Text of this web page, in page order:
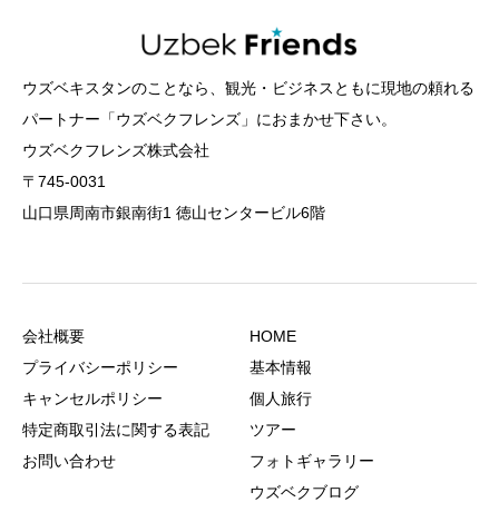
ウズベキスタンのことなら、観光・ビジネスともに現地の頼れる
パートナー「ウズベクフレンズ」におまかせ下さい。
ウズベクフレンズ株式会社
〒745-0031
山口県周南市銀南街1 徳山センタービル6階
会社概要
プライバシーポリシー
キャンセルポリシー
特定商取引法に関する表記
お問い合わせ
HOME
基本情報
個人旅行
ツアー
フォトギャラリー
ウズベクブログ